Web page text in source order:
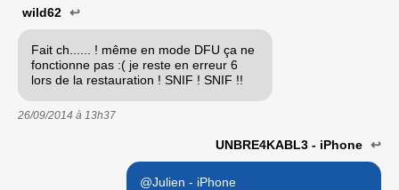
wild62 ↩
Fait ch...... ! même en mode DFU ça ne
fonctionne pas :( je reste en erreur 6
lors de la restauration ! SNIF ! SNIF !!
26/09/2014 à 13h37
UNBRE4KABL3 - iPhone ↩
@Julien - iPhone